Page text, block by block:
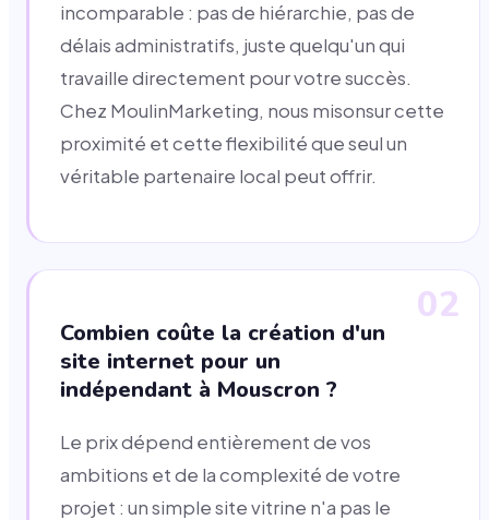
incomparable : pas de hiérarchie, pas de
délais administratifs, juste quelqu'un qui
travaille directement pour votre succès.
Chez MoulinMarketing, nous misonsur cette
proximité et cette flexibilité que seul un
véritable partenaire local peut offrir.
02
Combien coûte la création d'un
site internet pour un
indépendant à Mouscron ?
Le prix dépend entièrement de vos
ambitions et de la complexité de votre
projet : un simple site vitrine n'a pas le